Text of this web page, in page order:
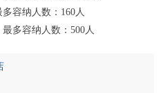
容纳人数：160人
多容纳人数：500人